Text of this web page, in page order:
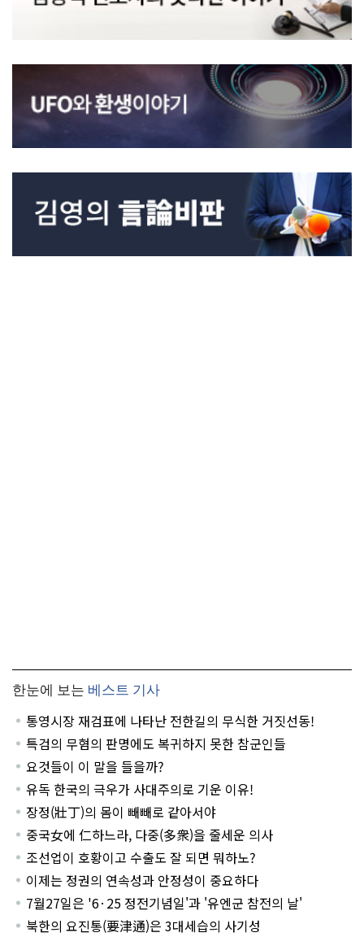
한눈에 보는 베스트 기사
통영시장 재검표에 나타난 전한길의 무식한 거짓선동!
특검의 무혐의 판명에도 복귀하지 못한 참군인들
요것들이 이 말을 들을까?
유독 한국의 극우가 사대주의로 기운 이유!
장정(壯丁)의 몸이 빼빼로 같아서야
중국女에 仁하느라, 다중(多衆)을 줄세운 의사
조선업이 호황이고 수출도 잘 되면 뭐하노?
이제는 정권의 연속성과 안정성이 중요하다
7월27일은 '6·25 정전기념일'과 '유엔군 참전의 날'
북한의 요진통(要津通)은 3대세습의 사기성